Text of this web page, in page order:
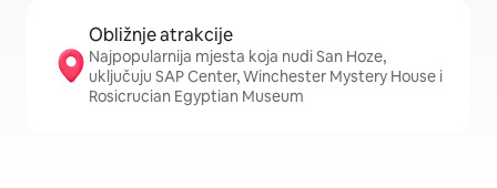
Obližnje atrakcije
Najpopularnija mjesta koja nudi San Hoze,
uključuju SAP Center, Winchester Mystery House i
Rosicrucian Egyptian Museum